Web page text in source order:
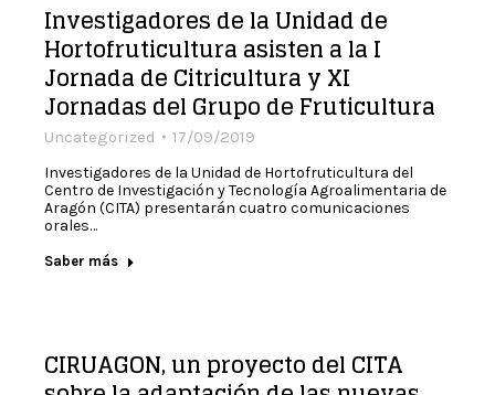
Investigadores de la Unidad de
Hortofruticultura asisten a la I
Jornada de Citricultura y XI
Jornadas del Grupo de Fruticultura
Uncategorized 17/09/2019
Investigadores de la Unidad de Hortofruticultura del
Centro de Investigación y Tecnología Agroalimentaria de
Aragón (CITA) presentarán cuatro comunicaciones
orales…
Saber más
CIRUAGON, un proyecto del CITA